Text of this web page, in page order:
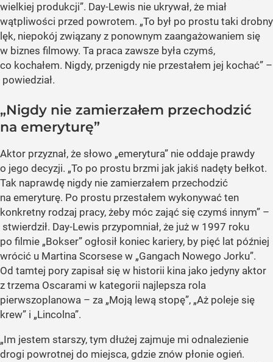
wielkiej produkcji”. Day-Lewis nie ukrywał, że miał
wątpliwości przed powrotem. „To był po prostu taki drobny
lęk, niepokój związany z ponownym zaangażowaniem się
w biznes filmowy. Ta praca zawsze była czymś,
co kochałem. Nigdy, przenigdy nie przestałem jej kochać” –
powiedział.
„Nigdy nie zamierzałem przechodzić
na emeryturę”
Aktor przyznał, że słowo „emerytura” nie oddaje prawdy
o jego decyzji. „To po prostu brzmi jak jakiś nadęty bełkot.
Tak naprawdę nigdy nie zamierzałem przechodzić
na emeryturę. Po prostu przestałem wykonywać ten
konkretny rodzaj pracy, żeby móc zająć się czymś innym” –
stwierdził. Day-Lewis przypomniał, że już w 1997 roku
po filmie „Bokser” ogłosił koniec kariery, by pięć lat później
wrócić u Martina Scorsese w „Gangach Nowego Jorku”.
Od tamtej pory zapisał się w historii kina jako jedyny aktor
z trzema Oscarami w kategorii najlepsza rola
pierwszoplanowa – za „Moją lewą stopę”, „Aż poleje się
krew” i „Lincolna”.
„Im jestem starszy, tym dłużej zajmuje mi odnalezienie
drogi powrotnej do miejsca, gdzie znów płonie ogień.